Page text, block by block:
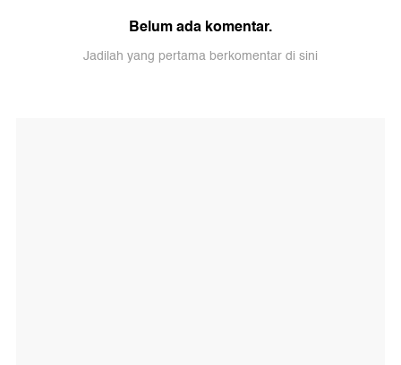
Belum ada komentar.
Jadilah yang pertama berkomentar di sini